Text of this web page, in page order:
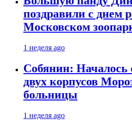
поздравили с днем
Московском
1 неделя ago
Собянин: Началось
двух корпусов
больницы
1 неделя ago